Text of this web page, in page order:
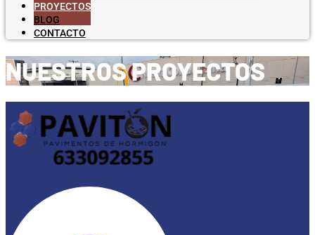
PROYECTOS
BLOG
CONTACTO
NUESTROS PROYECTOS